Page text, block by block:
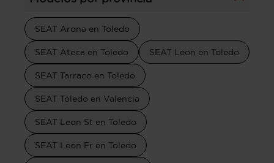
SEAT Arona en Toledo
SEAT Ateca en Toledo SEAT Leon en Toledo
SEAT Tarraco en Toledo
SEAT Toledo en Valencia
SEAT Leon St en Toledo
SEAT Leon Fr en Toledo